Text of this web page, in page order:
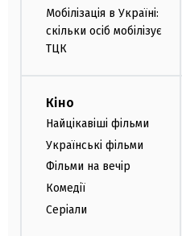
Мобілізація в Україні:
скільки осіб мобілізує
ТЦК
Кіно
Найцікавіші фільми
Українські фільми
Фільми на вечір
Комедії
Серіали